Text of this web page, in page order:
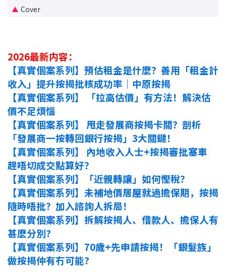
推薦齊齊友賞
按揭計算
轉按計算
置業預算
供款年期計算
工商舖按揭計算
印花稅計算
免費物業估價
下載中心
按揭全面睇
Cover
2026最新内容：
【真實個案系列】預估租金是什麼？善用「租金計
收入」提升按揭批核成功率｜中原按揭
【真實個案系列】 「拉高估價」有方法！解決估
價不足煩惱
【真實個案系列】 甩走發展商按揭卡關？剖析
「發展商一按轉回銀行按揭」3大關鍵！
【真實個案系列】 內地收入人士+按揭審批塞車
趕唔切成交點算好？
【真實個案系列】「近親轉讓」如何慳稅？
【真實個案系列】未補地價居屋就過擔保期，按揭
隨時唔批？加入諮詢人拆局！
【真實個案系列】拆解按揭人、借款人、擔保人有
甚麼分別?
【真實個案系列】70歲+先申請按揭！「銀髮族」
做按揭仲有冇可能?